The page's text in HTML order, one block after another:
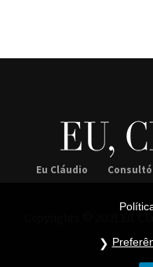
Eu Cláudio